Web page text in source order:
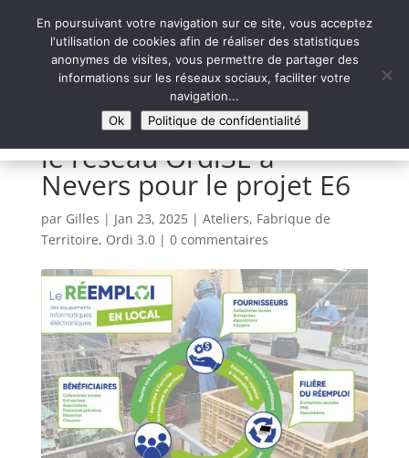
Syntaxe Erreur 2.0
LE NUMÉRIQUE SOLIDAIRE
le réseau Ordi3E à
Nevers pour le projet E6
par Gilles | Jan 23, 2025| Ateliers, Fabrique de
Territoire, Ordi 3.0| 0 commentaires
En poursuivant votre navigation sur ce site, vous acceptez
l'utilisation de cookies afin de réaliser des statistiques
anonymes de visites, vous permettre de partager des
informations sur les réseaux sociaux, faciliter votre
navigation...
Ok
Politique de confidentialité